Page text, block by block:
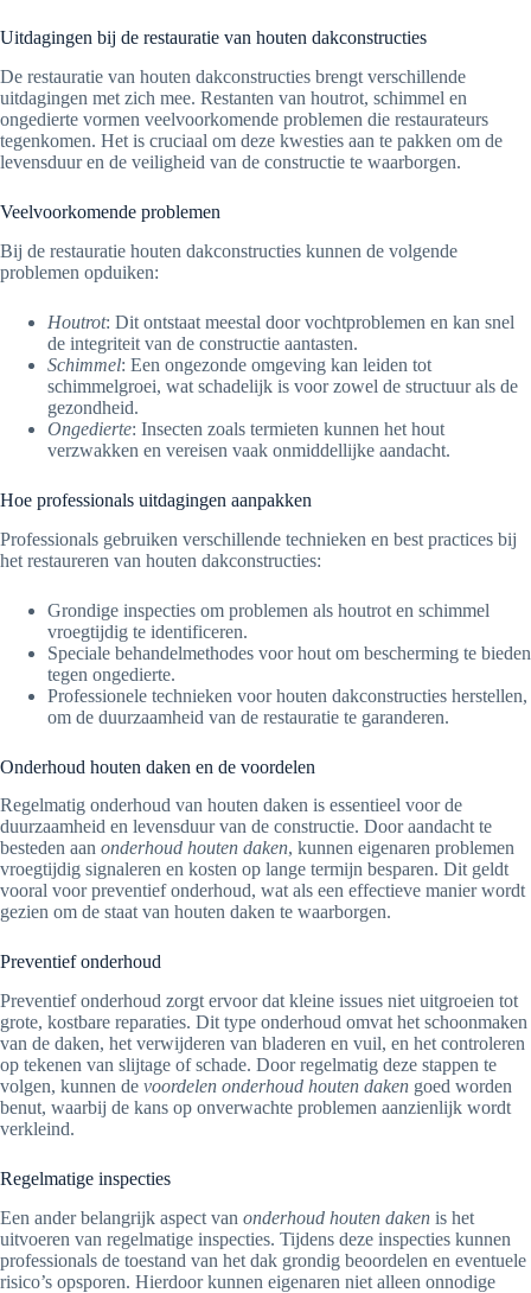
Uitdagingen bij de restauratie van houten dakconstructies
De restauratie van houten dakconstructies brengt verschillende
uitdagingen met zich mee. Restanten van houtrot, schimmel en
ongedierte vormen veelvoorkomende problemen die restaurateurs
tegenkomen. Het is cruciaal om deze kwesties aan te pakken om de
levensduur en de veiligheid van de constructie te waarborgen.
Veelvoorkomende problemen
Bij de restauratie houten dakconstructies kunnen de volgende
problemen opduiken:
Houtrot: Dit ontstaat meestal door vochtproblemen en kan snel
de integriteit van de constructie aantasten.
Schimmel: Een ongezonde omgeving kan leiden tot
schimmelgroei, wat schadelijk is voor zowel de structuur als de
gezondheid.
Ongedierte: Insecten zoals termieten kunnen het hout
verzwakken en vereisen vaak onmiddellijke aandacht.
Hoe professionals uitdagingen aanpakken
Professionals gebruiken verschillende technieken en best practices bij
het restaureren van houten dakconstructies:
Grondige inspecties om problemen als houtrot en schimmel
vroegtijdig te identificeren.
Speciale behandelmethodes voor hout om bescherming te bieden
tegen ongedierte.
Professionele technieken voor houten dakconstructies herstellen,
om de duurzaamheid van de restauratie te garanderen.
Onderhoud houten daken en de voordelen
Regelmatig onderhoud van houten daken is essentieel voor de
duurzaamheid en levensduur van de constructie. Door aandacht te
besteden aan onderhoud houten daken, kunnen eigenaren problemen
vroegtijdig signaleren en kosten op lange termijn besparen. Dit geldt
vooral voor preventief onderhoud, wat als een effectieve manier wordt
gezien om de staat van houten daken te waarborgen.
Preventief onderhoud
Preventief onderhoud zorgt ervoor dat kleine issues niet uitgroeien tot
grote, kostbare reparaties. Dit type onderhoud omvat het schoonmaken
van de daken, het verwijderen van bladeren en vuil, en het controleren
op tekenen van slijtage of schade. Door regelmatig deze stappen te
volgen, kunnen de voordelen onderhoud houten daken goed worden
benut, waarbij de kans op onverwachte problemen aanzienlijk wordt
verkleind.
Regelmatige inspecties
Een ander belangrijk aspect van onderhoud houten daken is het
uitvoeren van regelmatige inspecties. Tijdens deze inspecties kunnen
professionals de toestand van het dak grondig beoordelen en eventuele
risico’s opsporen. Hierdoor kunnen eigenaren niet alleen onnodige